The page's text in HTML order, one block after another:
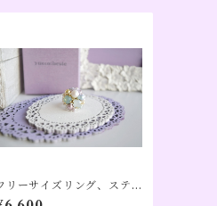
リーサイズリング、ステ
レス、アレルギー対応、